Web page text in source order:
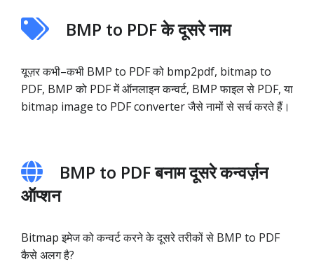
BMP to PDF के दूसरे नाम
यूज़र कभी–कभी BMP to PDF को bmp2pdf, bitmap to
PDF, BMP को PDF में ऑनलाइन कन्वर्ट, BMP फाइल से PDF, या
bitmap image to PDF converter जैसे नामों से सर्च करते हैं।
BMP to PDF बनाम दूसरे कन्वर्ज़न
ऑप्शन
Bitmap इमेज को कन्वर्ट करने के दूसरे तरीकों से BMP to PDF
कैसे अलग है?